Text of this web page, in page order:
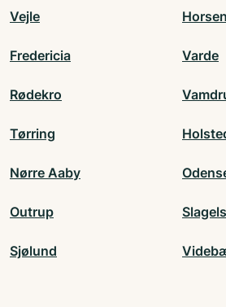
Vejle
Fredericia Varde
Rødekro
Tørring
Nørre Aaby
Outrup
Sjølund